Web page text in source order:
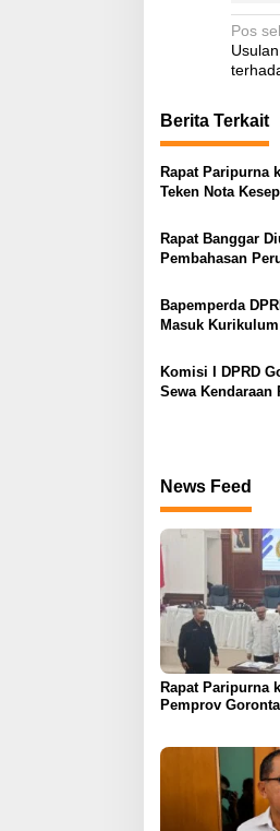
N
a
i
a
i
o
Pos
Berita Terkait
Rapat Paripurna
Teken Nota
Rapat Banggar
Pembahasan
Bapemperda
Masuk
Komisi I DPRD
Sewa Kendaraan
News Feed
Rapat Paripurna
Pemprov